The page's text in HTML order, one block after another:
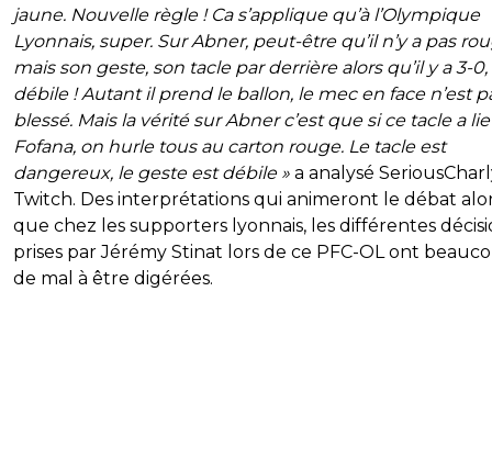
jaune. Nouvelle règle ! Ca s’applique qu’à l’Olympique
Lyonnais, super. Sur Abner, peut-être qu’il n’y a pas
mais son geste, son tacle par derrière alors qu’il y a 3-0,
débile ! Autant il prend le ballon, le mec en face n’est
blessé. Mais la vérité sur Abner c’est que si ce tacle a
Fofana, on hurle tous au carton rouge. Le tacle est
dangereux, le geste est débile » a analysé
Twitch. Des interprétations qui animeront le débat
que chez les supporters lyonnais, les différentes
prises par Jérémy Stinat lors de ce PFC-OL ont
de mal à être digérées.